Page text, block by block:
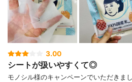
3.00
シートが扱いやすくて◎
モノシル様のキャンペーンでいただきま